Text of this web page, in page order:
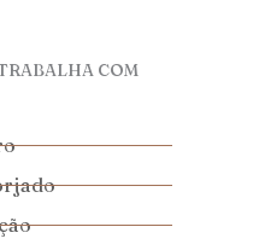
COM